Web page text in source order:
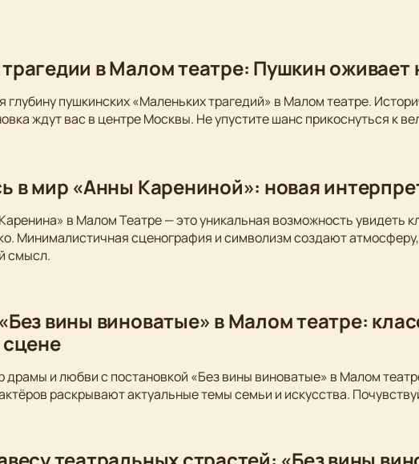
в Малом театре: Пушкин оживает
глубину пушкинских «Маленьких трагедий» в Малом театре.
ждут вас в центре Москвы. Не упустите шанс прикоснуться к
в мир «Анны Карениной»: новая
в Малом Театре — это уникальная возможность увидеть
Минималистичная сценография и символизм создают
смысл.
вины виноватые» в Малом театре:
драмы и любви с постановкой «Без вины виноватые» в Малом
раскрывают актуальные темы семьи и искусства.